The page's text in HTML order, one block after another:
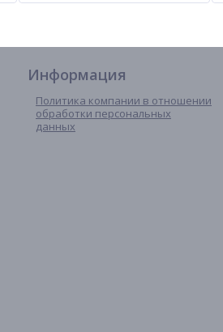
Информация
Политика компании в отношении
обработки персональных
данных